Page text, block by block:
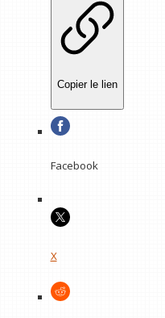
Copier le lien
Facebook
X